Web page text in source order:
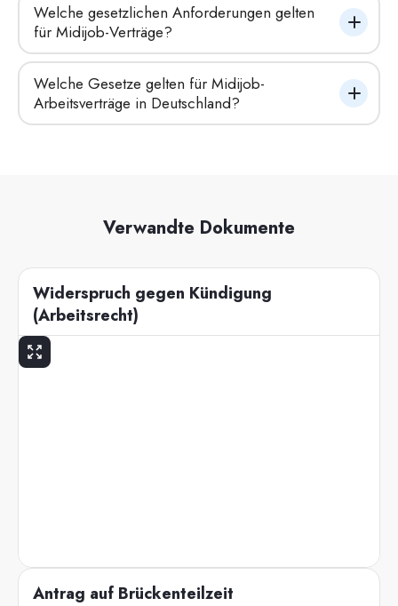
Welche gesetzlichen Anforderungen gelten
für Midijob-Verträge?
Welche Gesetze gelten für Midijob-
Arbeitsverträge in Deutschland?
Verwandte Dokumente
Widerspruch gegen Kündigung
(Arbeitsrecht)
Antrag auf Brückenteilzeit